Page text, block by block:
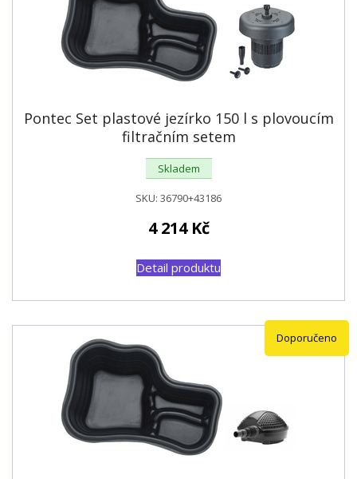
Pontec Set plastové jezírko 150 l s plovoucím
filtračním setem
Skladem
SKU: 36790+43186
4 214 Kč
Detail produktu
Doporučeno